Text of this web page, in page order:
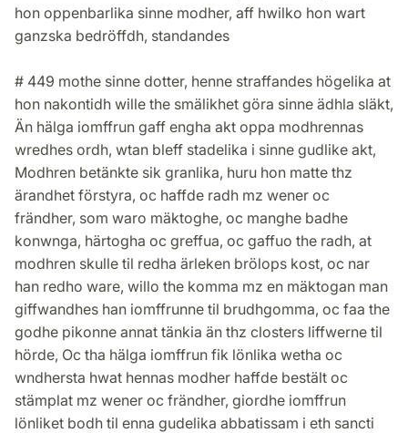
hon oppenbarlika sinne modher, aff hwilko hon wart
ganzska bedröffdh, standandes
# 449 mothe sinne dotter, henne straffandes högelika at
hon nakontidh wille the smälikhet göra sinne ädhla släkt,
Än hälga iomffrun gaff engha akt oppa modhrennas
wredhes ordh, wtan bleff stadelika i sinne gudlike akt,
Modhren betänkte sik granlika, huru hon matte thz
ärandhet förstyra, oc haffde radh mz wener oc
frändher, som waro mäktoghe, oc manghe badhe
konwnga, härtogha oc greffua, oc gaffuo the radh, at
modhren skulle til redha ärleken brölops kost, oc nar
han redho ware, willo the komma mz en mäktogan man
giffwandhes han iomffrunne til brudhgomma, oc faa the
godhe pikonne annat tänkia än thz closters liffwerne til
hörde, Oc tha hälga iomffrun fik lönlika wetha oc
wndhersta hwat hennas modher haffde bestält oc
stämplat mz wener oc frändher, giordhe iomffrun
lönliket bodh til enna gudelika abbatissam i eth sancti